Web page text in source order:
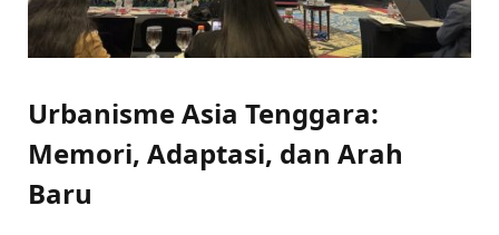
Urbanisme Asia Tenggara:
Memori, Adaptasi, dan Arah
Baru